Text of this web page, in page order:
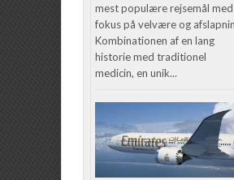
mest populære rejsemål med
fokus på velvære og
Kombinationen af en lang
historie med traditionel
medicin, en unik...